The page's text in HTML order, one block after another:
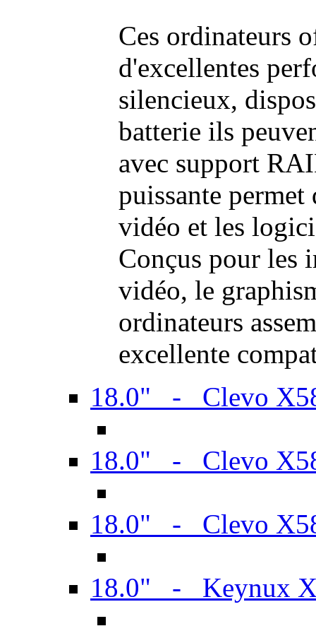
Ces ordinateurs
d'excellentes
silencieux,
batterie ils
avec support
puissante permet
vidéo et les
Conçus pour les
vidéo, le
ordinateurs
excellente
18.0" - Clevo
18.0" - Clevo
18.0" - Clevo
18.0" - Keynux